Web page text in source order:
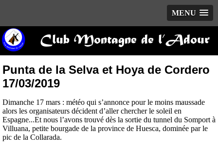
MENU
Club Montagne de l’Adour
Punta de la Selva et Hoya de Cordero
17/03/2019
Dimanche 17 mars : météo qui s’annonce pour le moins maussade
alors les organisateurs décident d’aller chercher le soleil en
Espagne...Et nous l’avons trouvé dès la sortie du tunnel du Somport à
Villuana, petite bourgade de la province de Huesca, dominée par le
pic de la Collarada.